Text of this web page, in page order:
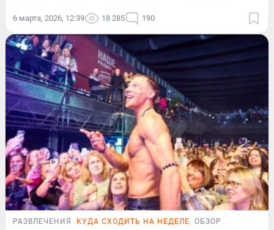
6 марта, 2026, 12:39 18 285 190
РАЗВЛЕЧЕНИЯ КУДА СХОДИТЬ НА НЕДЕЛЕ ОБЗОР